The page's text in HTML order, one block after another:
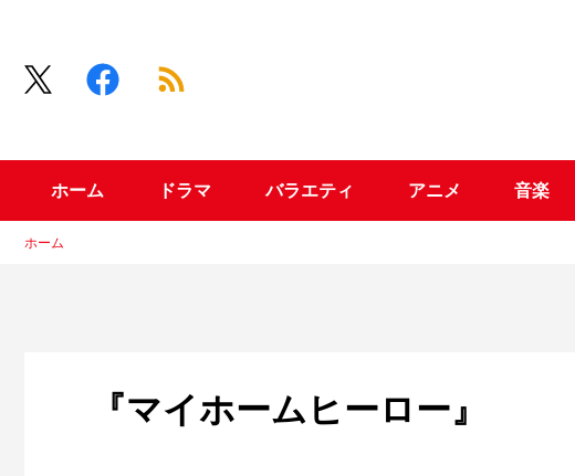
ホーム ドラマ バラエティ アニメ 音楽
ホーム
『マイホームヒーロー』